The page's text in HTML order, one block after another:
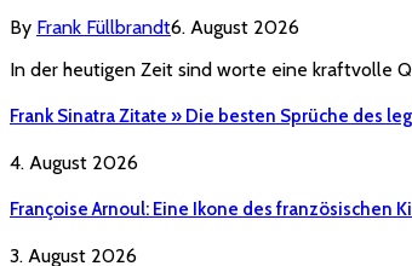
By Frank Füllbrandt6. August 2026
In der heutigen Zeit sind worte eine kraftvolle
Frank Sinatra Zitate » Die besten Sprüche des
4. August 2026
Françoise Arnoul: Eine Ikone des französischen
3. August 2026